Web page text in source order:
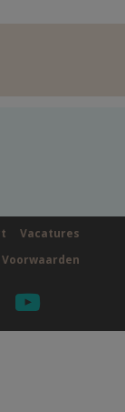
Vacatures
Voorwaarden